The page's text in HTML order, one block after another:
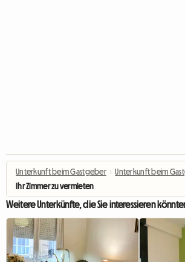
Unterkunft beim Gastgeber › Unterkunft beim
Ihr Zimmer zu vermieten
Weitere Unterkünfte, die Sie interessieren